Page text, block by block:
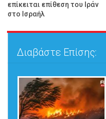
επίκειται επίθεση του Ιράν
στο Ισραήλ
Διαβάστε Επίσης: